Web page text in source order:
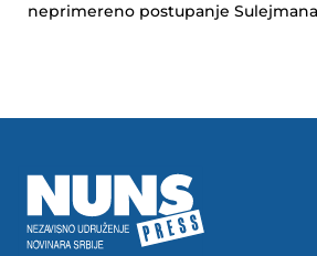
neprimereno postupanje